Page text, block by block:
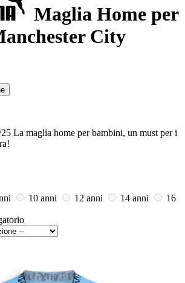
Maglia Home per
City
La maglia home per bambini, un must per i
10 anni 12 anni 14 anni
16